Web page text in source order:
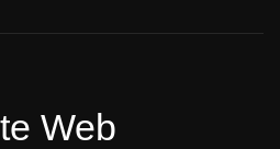
Web